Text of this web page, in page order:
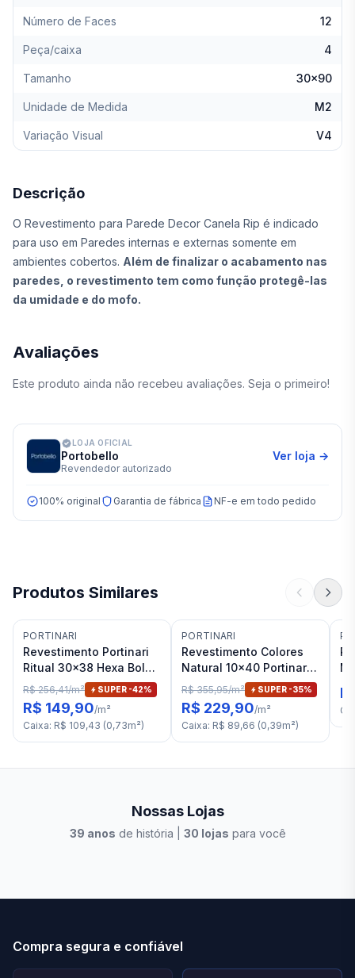
Número de Faces 12
Peça/caixa 4
Tamanho 30x90
Unidade de Medida M2
Variação Visual V4
Descrição
O Revestimento para Parede Decor Canela Rip é indicado
para uso em Paredes internas e externas somente em
ambientes cobertos. Além de finalizar o acabamento nas
paredes, o revestimento tem como função protegê-las
da umidade e do mofo.
Avaliações
Este produto ainda não recebeu avaliações. Seja o primeiro!
LOJA OFICIAL
Portobello
Revendedor autorizado
Ver loja →
100% original Garantia de fábrica NF-e em todo pedido
Produtos Similares
PORTINARI
Revestimento Portinari
Ritual 30x38 Hexa Bold
Ofw Natural "A"
R$ 256,41/m² SUPER -42%
R$ 149,90/m²
Caixa: R$ 109,43 (0,73m²)
PORTINARI
Revestimento Colores
Natural 10x40 Portinari
Bk Bold "A"
R$ 355,95/m² SUPER -35%
R$ 229,90/m²
Caixa: R$ 89,66 (0,39m²)
Nossas Lojas
39 anos de história | 30 lojas para você
Compra segura e confiável